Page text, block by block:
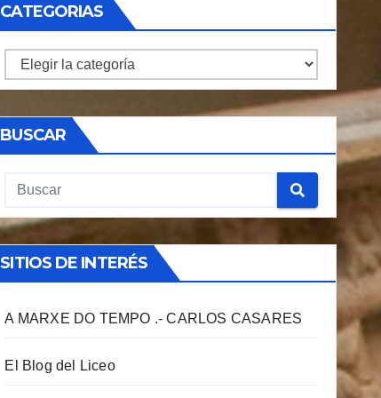
CATEGORIAS
CATEGORIAS
BUSCAR
SITIOS DE INTERÉS
A MARXE DO TEMPO .- CARLOS CASARES
El Blog del Liceo